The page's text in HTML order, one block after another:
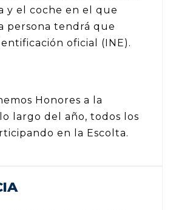
y el coche en el que
persona tendrá que
oficial (INE).
Honores a la
largo del año, todos los
en la Escolta.